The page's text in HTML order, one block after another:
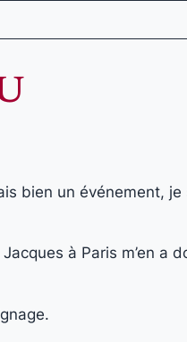
bien un événement, je
à Paris m’en a